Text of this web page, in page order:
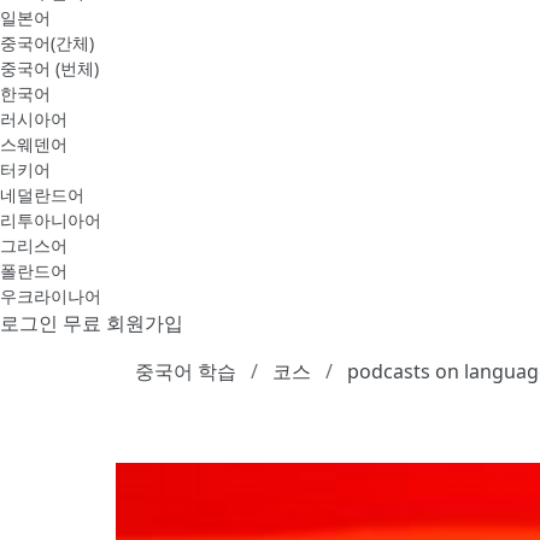
일본어
중국어(간체)
중국어 (번체)
한국어
러시아어
스웨덴어
터키어
네덜란드어
리투아니아어
그리스어
폴란드어
우크라이나어
로그인 무료 회원가입
중국어 학습
코스 podcasts on